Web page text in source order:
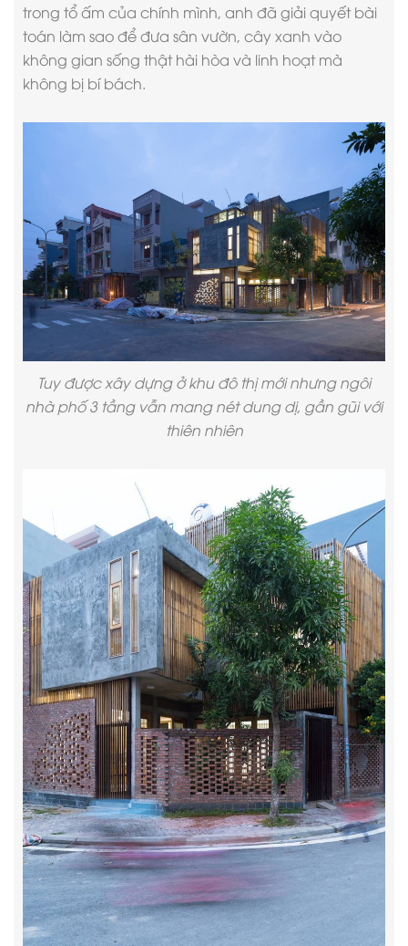
trong tổ ấm của chính mình, anh đã giải quyết bài
toán làm sao để đưa sân vườn, cây xanh vào
không gian sống thật hài hòa và linh hoạt mà
không bị bí bách.
Tuy được xây dựng ở khu đô thị mới nhưng ngôi
nhà phố 3 tầng vẫn mang nét dung dị, gần gũi với
thiên nhiên